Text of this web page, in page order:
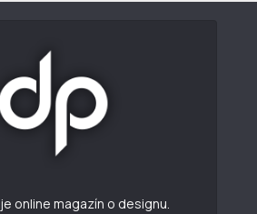
je online magazín o designu.